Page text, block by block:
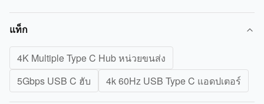
แท็ก
4K Multiple Type C Hub หน่วยขนส่ง
5Gbps USB C ฮับ
4k 60Hz USB Type C แอดปเตอร์